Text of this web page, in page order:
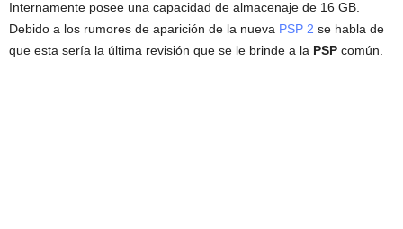
Internamente posee una capacidad de almacenaje de 16 GB.
Debido a los rumores de aparición de la nueva PSP 2 se habla de
que esta sería la última revisión que se le brinde a la PSP común.